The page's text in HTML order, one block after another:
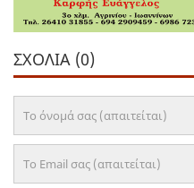
ΣΧΌΛΙΑ (0)